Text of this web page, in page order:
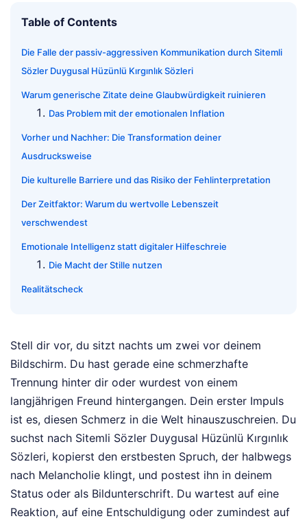
Table of Contents
Die Falle der passiv-aggressiven Kommunikation durch Sitemli
Sözler Duygusal Hüzünlü Kırgınlık Sözleri
Warum generische Zitate deine Glaubwürdigkeit ruinieren
Das Problem mit der emotionalen Inflation
Vorher und Nachher: Die Transformation deiner
Ausdrucksweise
Die kulturelle Barriere und das Risiko der Fehlinterpretation
Der Zeitfaktor: Warum du wertvolle Lebenszeit
verschwendest
Emotionale Intelligenz statt digitaler Hilfeschreie
Die Macht der Stille nutzen
Realitätscheck
Stell dir vor, du sitzt nachts um zwei vor deinem
Bildschirm. Du hast gerade eine schmerzhafte
Trennung hinter dir oder wurdest von einem
langjährigen Freund hintergangen. Dein erster Impuls
ist es, diesen Schmerz in die Welt hinauszuschreien. Du
suchst nach Sitemli Sözler Duygusal Hüzünlü Kırgınlık
Sözleri, kopierst den erstbesten Spruch, der halbwegs
nach Melancholie klingt, und postest ihn in deinem
Status oder als Bildunterschrift. Du wartest auf eine
Reaktion, auf eine Entschuldigung oder zumindest auf